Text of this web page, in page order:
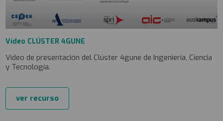
Vídeo CLÚSTER 4GUNE
Vídeo de presentación del Clúster 4gune de Ingeniería, Ciencia
y Tecnología.
ver recurso